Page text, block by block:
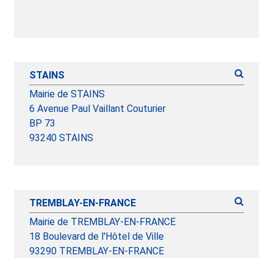
STAINS
Mairie de STAINS
6 Avenue Paul Vaillant Couturier
BP 73
93240 STAINS
TREMBLAY-EN-FRANCE
Mairie de TREMBLAY-EN-FRANCE
18 Boulevard de l'Hôtel de Ville
93290 TREMBLAY-EN-FRANCE